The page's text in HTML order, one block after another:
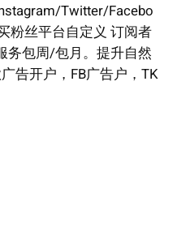
Twitter/Facebo
粉丝平台自定义 订阅者
务包周/包月。提升自然
告开户，FB广告户，TK